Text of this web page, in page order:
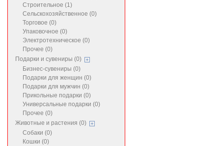
Строительное (1)
Сельскохозяйственное (0)
Торговое (0)
Упаковочное (0)
Электротехническое (0)
Прочее (0)
Подарки и сувениры (0)
Бизнес-сувениры (0)
Подарки для женщин (0)
Подарки для мужчин (0)
Прикольные подарки (0)
Универсальные подарки (0)
Прочее (0)
Животные и растения (0)
Собаки (0)
Кошки (0)